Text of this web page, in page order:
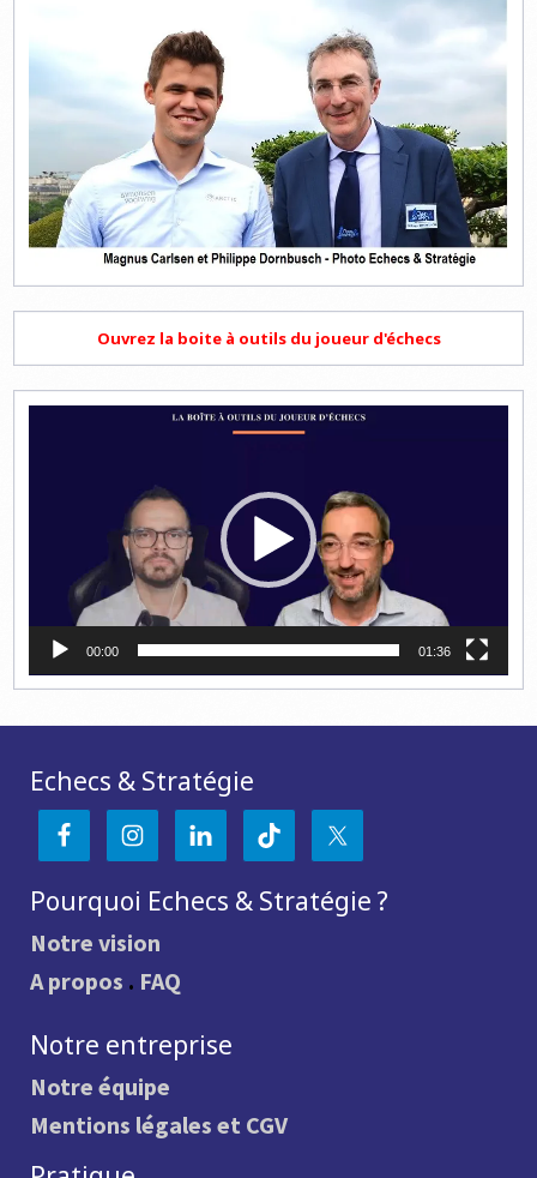
Ouvrez la boite à outils du joueur d'échecs
00:00 01:36
Echecs & Stratégie
Pourquoi Echecs & Stratégie ?
Notre vision
A propos . FAQ
Notre entreprise
Notre équipe
Mentions légales et CGV